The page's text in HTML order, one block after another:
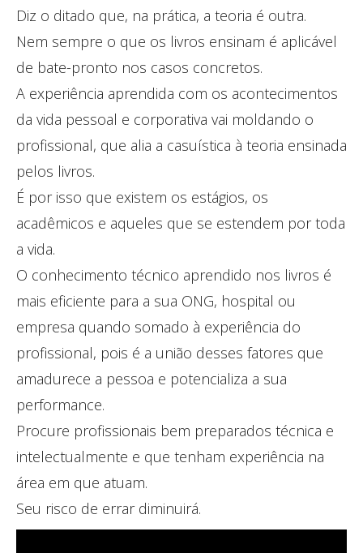
Diz o ditado que, na prática, a teoria é outra.
Nem sempre o que os livros ensinam é aplicável
de bate-pronto nos casos concretos.
A experiência aprendida com os acontecimentos
da vida pessoal e corporativa vai moldando o
profissional, que alia a casuística à teoria ensinada
pelos livros.
É por isso que existem os estágios, os
acadêmicos e aqueles que se estendem por toda
a vida.
O conhecimento técnico aprendido nos livros é
mais eficiente para a sua ONG, hospital ou
empresa quando somado à experiência do
profissional, pois é a união desses fatores que
amadurece a pessoa e potencializa a sua
performance.
Procure profissionais bem preparados técnica e
intelectualmente e que tenham experiência na
área em que atuam.
Seu risco de errar diminuirá.